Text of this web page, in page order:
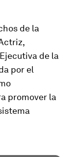
de la
de la
por el
promover la